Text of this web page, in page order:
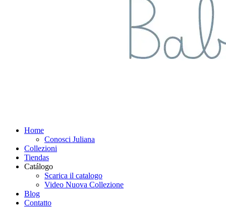
Home
Conosci Juliana
Collezioni
Tiendas
Catálogo
Scarica il catalogo
Video Nuova Collezione
Blog
Contatto